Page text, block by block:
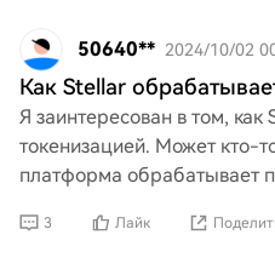
50640** 2024/10/02
Как Stellar
Я заинтересован в том, как
токенизацией. Может кто-
платформа обрабатывает
3 Лайк